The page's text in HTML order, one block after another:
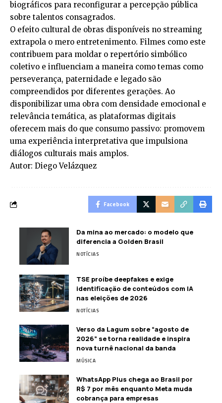
biográficos para reconfigurar a percepção pública
sobre talentos consagrados.
O efeito cultural de obras disponíveis no streaming
extrapola o mero entretenimento. Filmes como este
contribuem para moldar o repertório simbólico
coletivo e influenciam a maneira como temas como
perseverança, paternidade e legado são
compreendidos por diferentes gerações. Ao
disponibilizar uma obra com densidade emocional e
relevância temática, as plataformas digitais
oferecem mais do que consumo passivo: promovem
uma experiência interpretativa que impulsiona
diálogos culturais mais amplos.
Autor: Diego Velázquez
Facebook
Da mina ao mercado: o modelo que
diferencia a Golden Brasil
NOTÍCIAS
TSE proíbe deepfakes e exige
identificação de conteúdos com IA
nas eleições de 2026
NOTÍCIAS
Verso da Lagum sobre “agosto de
2026” se torna realidade e inspira
nova turnê nacional da banda
MÚSICA
WhatsApp Plus chega ao Brasil por
R$ 7 por mês enquanto Meta muda
cobrança para empresas